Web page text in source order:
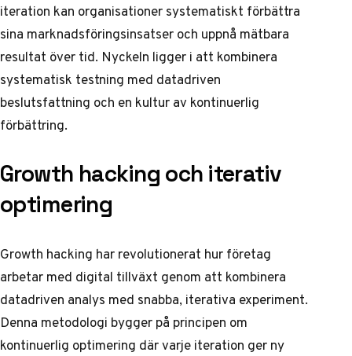
iteration kan organisationer systematiskt förbättra
sina marknadsföringsinsatser och uppnå mätbara
resultat över tid. Nyckeln ligger i att kombinera
systematisk testning med datadriven
beslutsfattning och en kultur av kontinuerlig
förbättring.
Growth hacking och iterativ
optimering
Growth hacking har revolutionerat hur företag
arbetar med digital tillväxt genom att kombinera
datadriven analys med snabba, iterativa experiment.
Denna metodologi bygger på principen om
kontinuerlig optimering där varje iteration ger ny